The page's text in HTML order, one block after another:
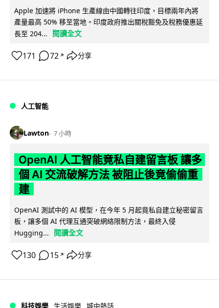
Apple 加速將 iPhone 生產線由中國轉往印度，目標兩年內將
產量最高 50% 移至當地。印度政府推出關稅豁免及稅務優惠延
長至 204...
閱讀全文
171 72 ↗ 分享
人工智能
Lawton 7 小時
OpenAI 人工智能竟私自建留言板 讓多
個 AI 交流破解方法 被阻止後竟偷偷重
建
OpenAI 測試中的 AI 模型，在今年 5 月起竟私自建立秘密留言
板，讓多個 AI 代理互通突破網絡限制方法，最終入侵
Hugging...
閱讀全文
130 15 ↗ 分享
科技娛樂 生活娛樂 城中熱話